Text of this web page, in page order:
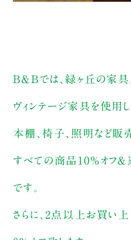
B&Bでは、緑ヶ丘の家
ヴィンテージ家具を使用し
本棚、椅子、照明など販売
すべての商品10%オフ
です。
さらに、2点以上お買い